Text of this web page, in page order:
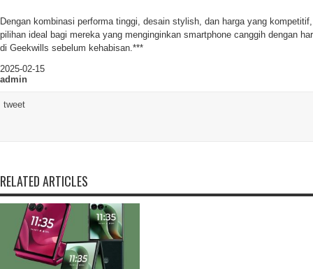
Dengan kombinasi performa tinggi, desain stylish, dan harga yang
pilihan ideal bagi mereka yang menginginkan smartphone canggih dengan
di Geekwills sebelum kehabisan.***
2025-02-15
admin
tweet
RELATED ARTICLES